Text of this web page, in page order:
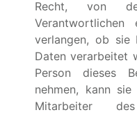
Recht, von
verlangen, ob sie
Daten verarbeitet
Person dieses
nehmen, kann
Mitarbeiter